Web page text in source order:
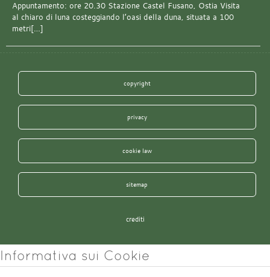
Appuntamento: ore 20.30 Stazione Castel Fusano, Ostia Visita
al chiaro di luna costeggiando l’oasi della duna, situata a 100
metri[…]
copyright
privacy
cookie law
sitemap
crediti
Informativa sui Cookie